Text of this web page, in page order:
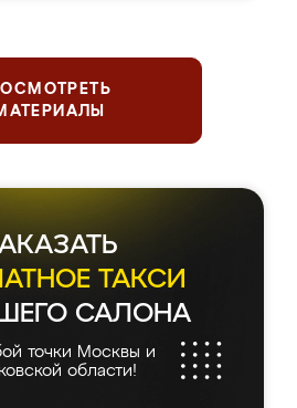
ТАКСИ
САЛОНА
точки Москвы и
области!